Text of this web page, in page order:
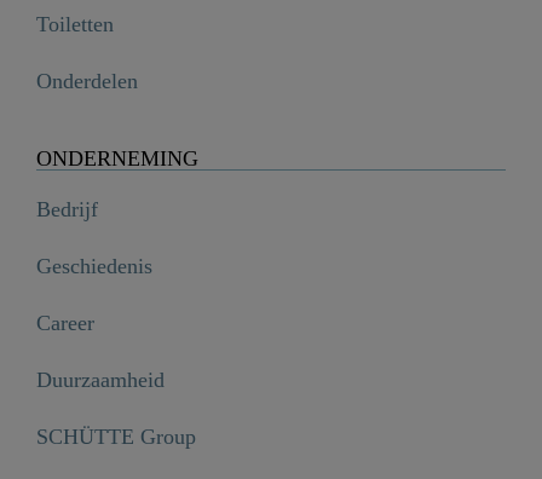
Toiletten
Onderdelen
ONDERNEMING
Bedrijf
Geschiedenis
Career
Duurzaamheid
SCHÜTTE Group